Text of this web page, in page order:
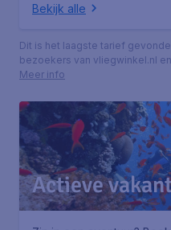
Bekijk alle
Dit is het laagste tarief
bezoekers van vliegwinkel.nl
Meer info
Actieve